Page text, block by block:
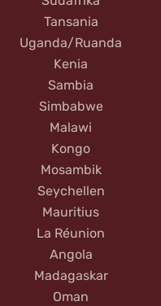
Tansania
Uganda/Ruanda
Kenia
Sambia
Simbabwe
Malawi
Kongo
Mosambik
Seychellen
Mauritius
La Réunion
Angola
Madagaskar
Oman